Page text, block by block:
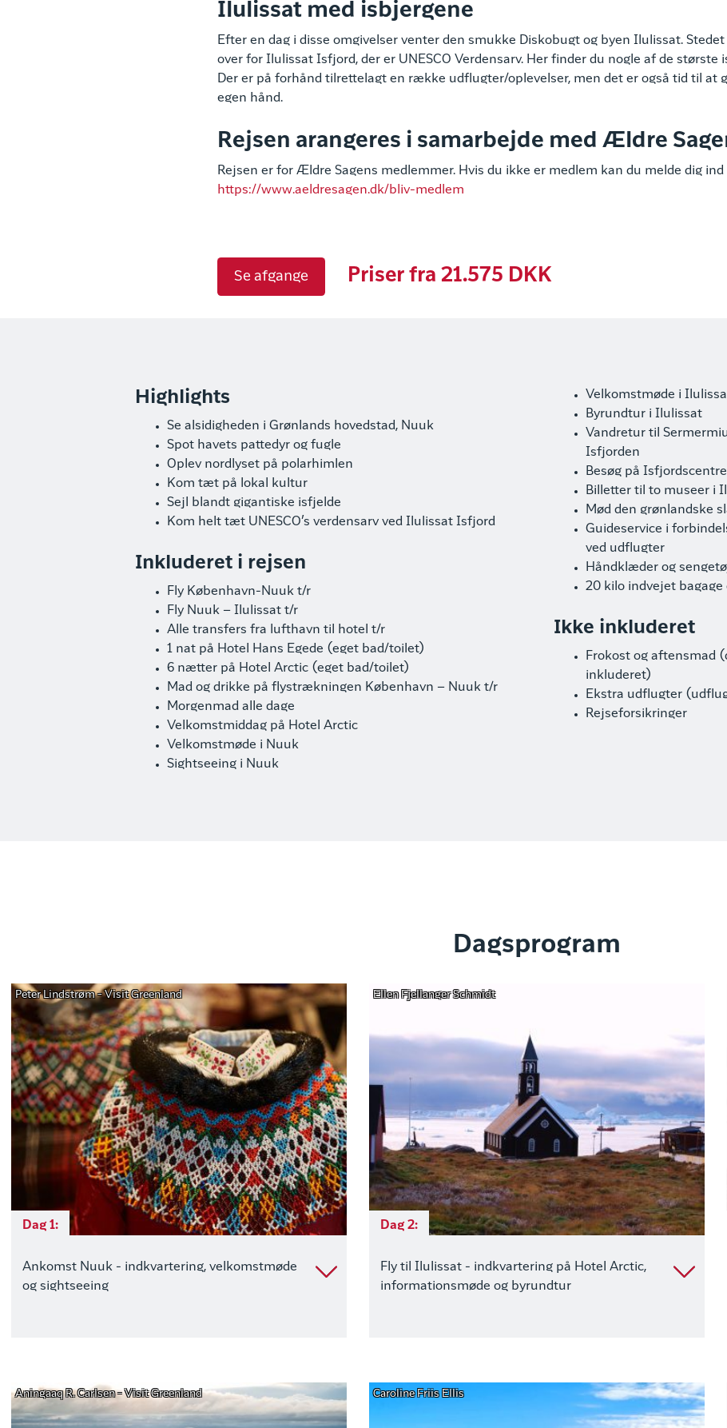
Ilulissat med isbjergene
Efter en dag i disse omgivelser venter den smukke Diskobugt og byen Ilulissat.
over for Ilulissat Isfjord, der er UNESCO Verdensarv. Her finder du nogle af de største
Der er på forhånd tilrettelagt en række udflugter/oplevelser, men det er også tid til at
egen hånd.
Rejsen arangeres i samarbejde med Ældre
Rejsen er for Ældre Sagens medlemmer. Hvis du ikke er medlem kan du melde dig ind
https://www.aeldresagen.dk/bliv-medlem
Se afgange Priser fra 21.575 DKK
Highlights
Se alsidigheden i Grønlands hovedstad, Nuuk
Spot havets pattedyr og fugle
Oplev nordlyset på polarhimlen
Kom tæt på lokal kultur
Sejl blandt gigantiske isfjelde
Kom helt tæt UNESCO’s verdensarv ved Ilulissat Isfjord
Inkluderet i rejsen
Fly København-Nuuk t/r
Fly Nuuk – Ilulissat t/r
Alle transfers fra lufthavn til hotel t/r
1 nat på Hotel Hans Egede (eget bad/toilet)
6 nætter på Hotel Arctic (eget bad/toilet)
Mad og drikke på flystrækningen København – Nuuk t/r
Morgenmad alle dage
Velkomstmiddag på Hotel Arctic
Velkomstmøde i Nuuk
Sightseeing i Nuuk
Velkomstmøde i
Byrundtur i Ilulissat
Vandretur til
Isfjorden
Besøg på
Billetter til to museer i
Mød den grønlandske
Guideservice i
ved udflugter
Håndklæder og
20 kilo indvejet bagage
Ikke inkluderet
Frokost og aftensmad
inkluderet)
Ekstra udflugter
Rejseforsikringer
Dagsprogram
Peter Lindstrøm - Visit Greenland
Dag 1:
Ankomst Nuuk - indkvartering, velkomstmøde
og sightseeing
Ellen Fjellanger Schmidt
Dag 2:
Fly til Ilulissat - indkvartering på Hotel Arctic,
informationsmøde og byrundtur
Aningaaq R. Carlsen - Visit Greenland Caroline Friis Ellis